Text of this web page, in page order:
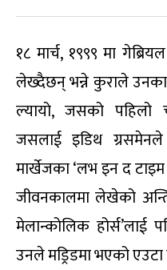
१८ मार्च, १९९९ मा
लेख्दैछन् भन्ने कुराले
ल्यायो, जसको पहिलो
जसलाई इडिथ
मार्खेजका ‘लभ इन द
जीवनकालमा लेखेको
मेलान्कोलिक
उनले मड्रिडमा भएको